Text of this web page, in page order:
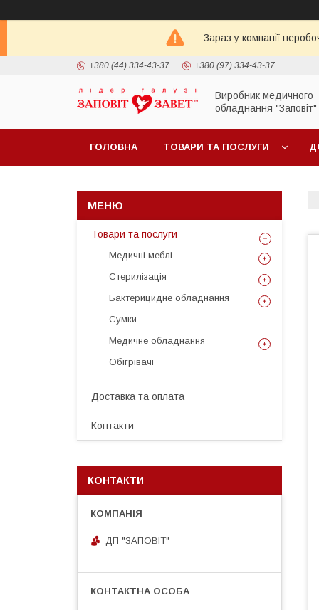
Зараз у компанії
+380 (44) 334-43-37 +380 (97) 334-43-37
Виробник медичного
обладнання "Заповіт"
ГОЛОВНА ТОВАРИ ТА ПОСЛУГИ
Товари та послуги
Медичні меблі
Стерилізація
Бактерицидне обладнання
Сумки
Медичне обладнання
Обігрівачі
Доставка та оплата
Контакти
КОНТАКТИ
ДП "ЗАПОВІТ"